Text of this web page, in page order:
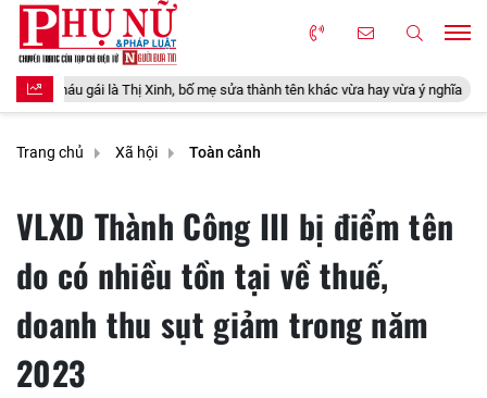
bố mẹ sửa thành tên khác vừa hay vừa ý nghĩa Mối quan hệ tốt
Trang chủ Xã hội Toàn cảnh
VLXD Thành Công III bị điểm tên
do có nhiều tồn tại về thuế,
doanh thu sụt giảm trong năm
2023